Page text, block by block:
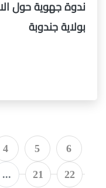
ندوة جهوية حول
بولاية جندوبة
4 5 6
... 21 22